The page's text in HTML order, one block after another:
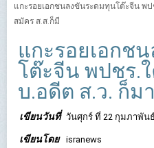
แกะรอยเอกชนลงขันระดมทุนโต๊ะจีน พ
สมัคร ส.ส.ก็มี
แกะรอยเอกช
โต๊ะจีน พปชร.
บ.อดีต ส.ว. ก็ม
เขียนวันที่ วันศุกร์ ที่ 22 กุมภาพันธ์
เขียนโดย isranews